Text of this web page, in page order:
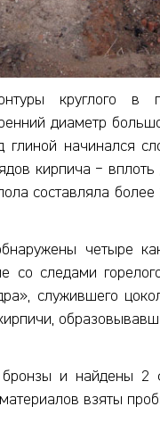
круглого в
диаметр
глиной начинался
кирпича −
составляла
четыре
со следами
служившего
и найдены 2
взяты